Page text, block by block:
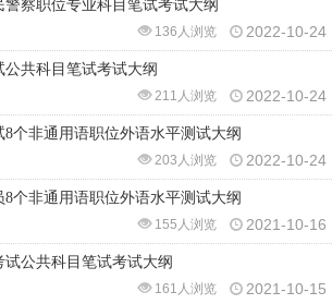
警察职位专业科目笔试考试大纲
2022-10-24
136人浏览
公共科目笔试考试大纲
2022-10-24
211人浏览
8个非通用语职位外语水平测试大纲
2022-10-24
203人浏览
8个非通用语职位外语水平测试大纲
2021-10-16
155人浏览
试公共科目笔试考试大纲
2021-10-15
161人浏览